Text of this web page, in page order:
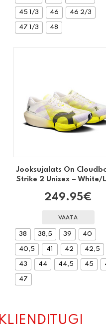
45 1/3 46 46 2/3
47 1/3 48
Jooksujalats On
Strike 2 Unisex – White/
249.95€
VAATA
38 38,5 39 40
40,5 41 42 42,5
43 44 44,5 45
47
KLIENDITUGI